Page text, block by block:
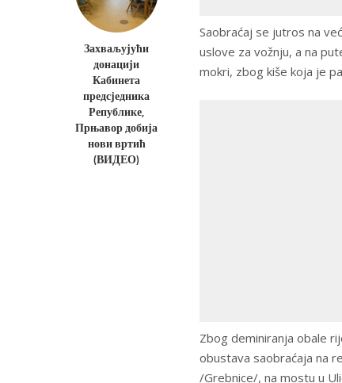
Захваљујући
донацији
Кабинета
предсједника
Републике,
Прњавор добија
нови вртић
(ВИДЕО)
Saobraćaj se jutros na
uslove za vožnju, a na
mokri, zbog kiše koja je
Zbog deminiranja obale
obustava saobraćaja na
/Grebnice/, na mostu u